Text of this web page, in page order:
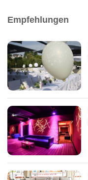
Empfehlungen